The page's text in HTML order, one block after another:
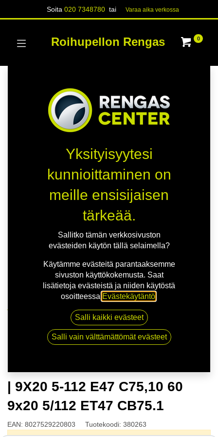
Soita020 7348780 tai Varaa aika verk​​​​ossa
Roihupellon Rengas 0
OZ ESTREMA GT HLT SAT.BLK | 9X20 5-112 E47
C75,10 60 9x20 5/112 ET47 CB75.1
| 9X20 5-112 E47 C75,10 60
9x20 5/112 ET47 CB75.1
EAN: 8027529220803 Tuotekoodi: 380263
Yksityisyytesi
kunnioittaminen on
meille ensisijaisen
tärkeää.
Sallitko tämän verkkosivuston
evästeiden käytön tällä selaimella?
Käytämme evästeitä parantaaksemme
sivuston käyttökokemusta. Saat
lisätietoja evästeistä ja niiden käytöstä
osoitteessa Evästekäytäntö
Salli kaikki evästeet
Salli vain välttämättömät evästeet